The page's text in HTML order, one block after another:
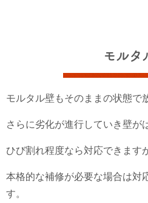
モルタ
モルタル壁もそのままの状態で
さらに劣化が進行していき壁が
ひび割れ程度なら対応できます
本格的な補修が必要な場合は対
す。